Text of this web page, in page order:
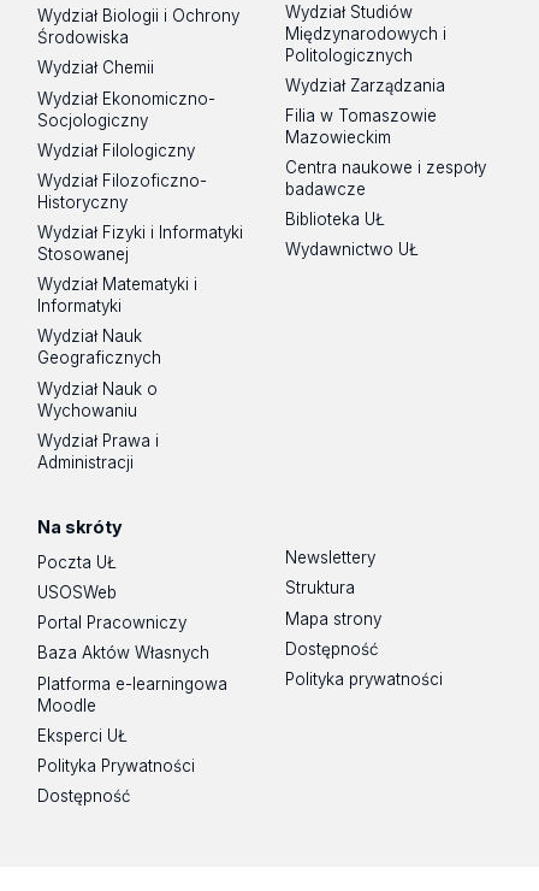
Wydział Biologii i Ochrony
Środowiska
Wydział Chemii
Wydział Ekonomiczno-
Socjologiczny
Wydział Filologiczny
Wydział Filozoficzno-
Historyczny
Wydział Fizyki i Informatyki
Stosowanej
Wydział Matematyki i
Informatyki
Wydział Nauk
Geograficznych
Wydział Nauk o
Wychowaniu
Wydział Prawa i
Administracji
Wydział Studiów
Międzynarodowych i
Politologicznych
Wydział Zarządzania
Filia w Tomaszowie
Mazowieckim
Centra naukowe i zespoły
badawcze
Biblioteka UŁ
Wydawnictwo UŁ
Na skróty
Poczta UŁ
USOSWeb
Portal Pracowniczy
Baza Aktów Własnych
Platforma e-learningowa
Moodle
Eksperci UŁ
Polityka Prywatności
Dostępność
Newslettery
Struktura
Mapa strony
Dostępność
Polityka prywatności